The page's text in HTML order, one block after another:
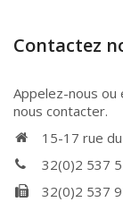
Contactez
Appelez-nous ou
nous contacter.
15-17 rue
32(0)2 537
32(0)2 537